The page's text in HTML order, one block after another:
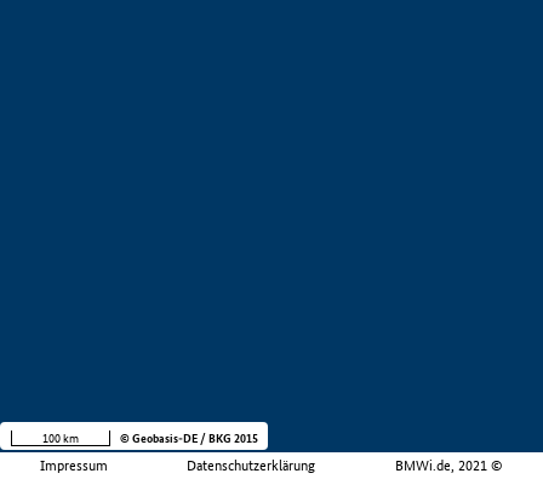
Impressum Datenschutzerklärung BMWi.de, 2021 ©
100 km © Geobasis-DE / BKG 2015